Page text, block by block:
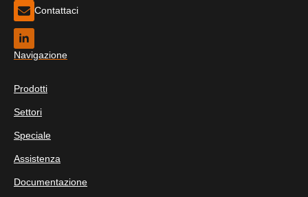
Contattaci
Navigazione
Prodotti
Settori
Speciale
Assistenza
Documentazione